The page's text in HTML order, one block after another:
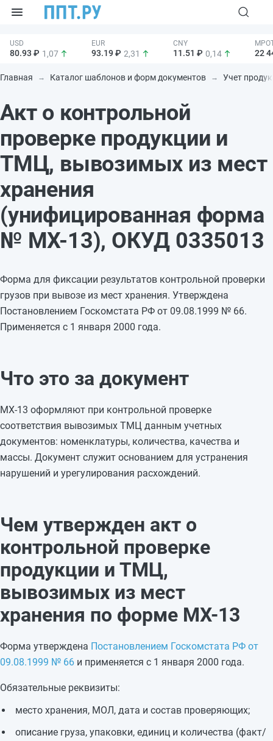
80.93 ₽ 1,07 93.19 ₽ 2,31 11.51 ₽ 0,14 22
Главная Каталог шаблонов и форм документов Учет
Акт о контрольной
проверке продукции и
ТМЦ, вывозимых из мест
хранения
(унифицированная форма
№ МХ-13), ОКУД 0335013
Форма для фиксации результатов контрольной проверки
грузов при вывозе из мест хранения. Утверждена
Постановлением Госкомстата РФ от 09.08.1999 № 66.
Применяется с 1 января 2000 года.
Что это за документ
МХ-13 оформляют при контрольной проверке
соответствия вывозимых ТМЦ данным учетных
документов: номенклатуры, количества, качества и
массы. Документ служит основанием для устранения
нарушений и урегулирования расхождений.
Чем утвержден акт о
контрольной проверке
продукции и ТМЦ,
вывозимых из мест
хранения по форме МХ-13
Форма утверждена Постановлением Госкомстата РФ от
09.08.1999 № 66 и применяется с 1 января 2000 года.
Обязательные реквизиты:
место хранения, МОЛ, дата и состав проверяющих;
описание груза, упаковки, единиц и количества (факт/